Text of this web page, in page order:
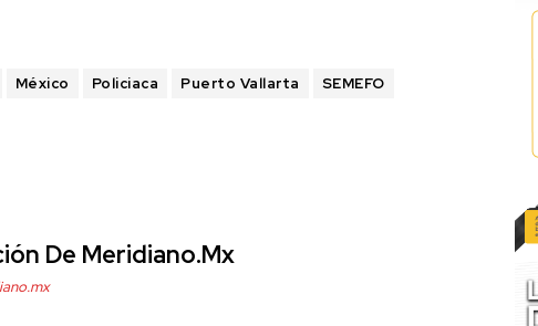
México Policiaca Puerto Vallarta SEMEFO
De Meridiano.mx